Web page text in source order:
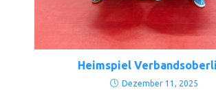
Heimspiel
Dezember 11, 2025